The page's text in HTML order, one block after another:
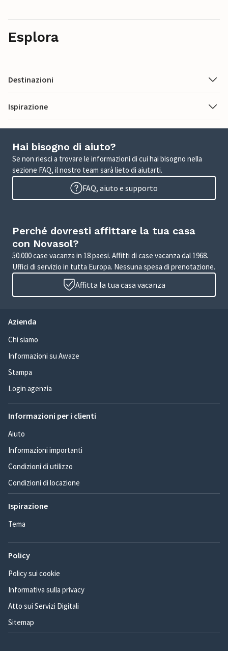
Esplora
Destinazioni
Ispirazione
Hai bisogno di aiuto?
Se non riesci a trovare le informazioni di cui hai bisogno nella
sezione FAQ, il nostro team sarà lieto di aiutarti.
FAQ, aiuto e supporto
Perché dovresti affittare la tua casa
con Novasol?
50.000 case vacanza in 18 paesi. Affitti di case vacanza dal 1968.
Uffici di servizio in tutta Europa. Nessuna spesa di prenotazione.
Affitta la tua casa vacanza
Azienda
Chi siamo
Informazioni su Awaze
Stampa
Login agenzia
Informazioni per i clienti
Aiuto
Informazioni importanti
Condizioni di utilizzo
Condizioni di locazione
Ispirazione
Tema
Policy
Policy sui cookie
Informativa sulla privacy
Atto sui Servizi Digitali
Sitemap